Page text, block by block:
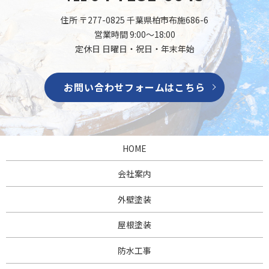
住所 〒277-0825 千葉県柏市布施686-6
営業時間 9:00～18:00
定休日 日曜日・祝日・年末年始
お問い合わせフォームはこちら
HOME
会社案内
外壁塗装
屋根塗装
防水工事